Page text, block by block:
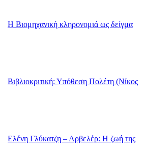
Η Βιομηχανική κληρονομιά ως δείγμα
Βιβλιοκριτική: Υπόθεση Πολέτη (Νίκος
Ελένη Γλύκατζη – Αρβελέρ: Η ζωή της